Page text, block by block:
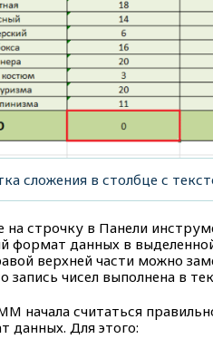
сложения в столбце с
строчку в Панели
формат данных в
верхней части можно
запись чисел выполнена в
начала считаться
данных. Для этого: